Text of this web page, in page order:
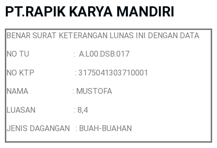
PT.RAPIK KARYA MANDIRI
BENAR SURAT KETERANGAN LUNAS INI DENGAN DATA
NO TU : A.L00.DSB.017
NO KTP : 3175041303710001
NAMA : MUSTOFA
LUASAN : 8,4
JENIS DAGANGAN : BUAH-BUAHAN